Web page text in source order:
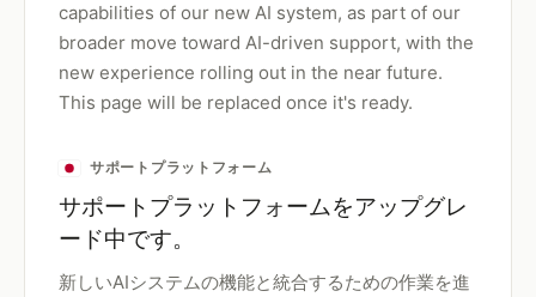
capabilities of our new AI system, as part of our
broader move toward AI-driven support, with the
new experience rolling out in the near future.
This page will be replaced once it's ready.
サポートプラットフォーム
サポートプラットフォームをアップグレ
ード中です。
新しいAIシステムの機能と統合するための作業を進